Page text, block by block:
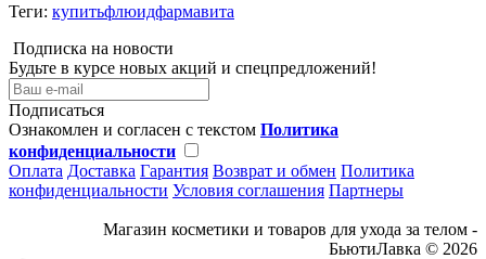
Теги: купитьфлюидфармавита
Подписка на новости
Будьте в курсе новых акций и спецпредложений!
Подписаться
Ознакомлен и согласен с текстом Политика
конфиденциальности
Оплата Доставка Гарантия Возврат и обмен Политика
конфиденциальности Условия соглашения Партнеры
Магазин косметики и товаров для ухода за телом -
БьютиЛавка © 2026